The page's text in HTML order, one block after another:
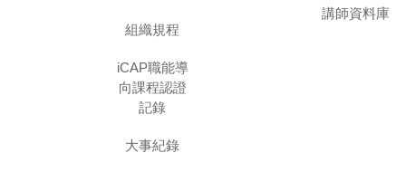
組織規程
iCAP職能導
向課程認證
記錄
大事紀錄
講師資料庫